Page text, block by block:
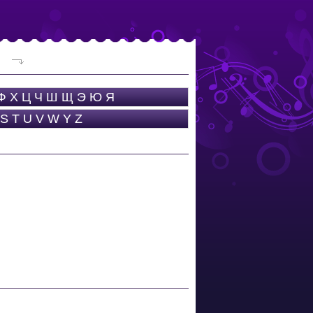
Х Ц Ч Ш Щ Э Ю Я
S T U V W Y Z